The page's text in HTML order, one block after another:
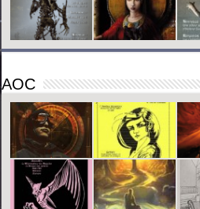
AOC